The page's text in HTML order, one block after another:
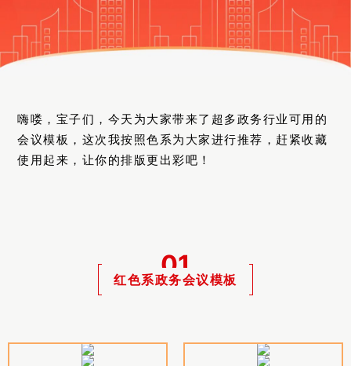
嗨喽，宝子们，今天为大家带来了超多政务行业可用的
会议模板，这次我按照色系为大家进行推荐，赶紧收藏
使用起来，让你的排版更出彩吧！
01
红色系政务会议模板